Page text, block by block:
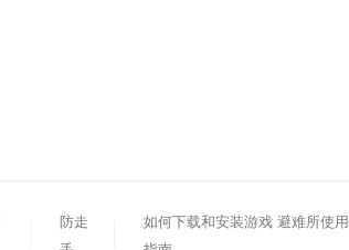
防走
如何下载和安装游戏 避难所使用